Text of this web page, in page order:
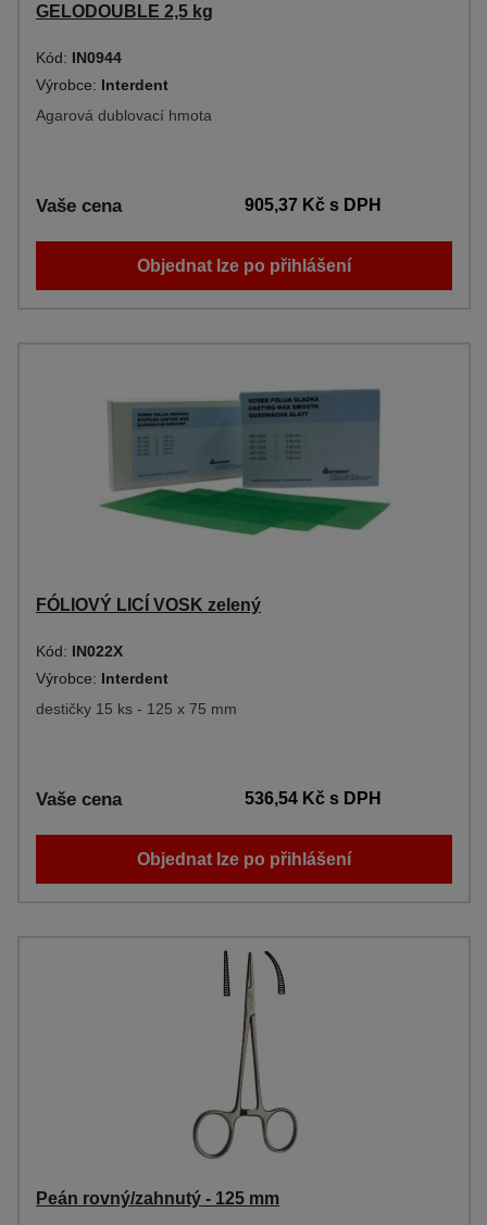
GELODOUBLE 2,5 kg
Kód: IN0944
Výrobce: Interdent
Agarová dublovací hmota
Vaše cena 905,37 Kčs DPH
Objednat lze po přihlášení
FÓLIOVÝ LICÍ VOSK zelený
Kód: IN022X
Výrobce: Interdent
destičky 15 ks - 125 x 75 mm
Vaše cena 536,54 Kčs DPH
Objednat lze po přihlášení
Peán rovný/zahnutý - 125 mm